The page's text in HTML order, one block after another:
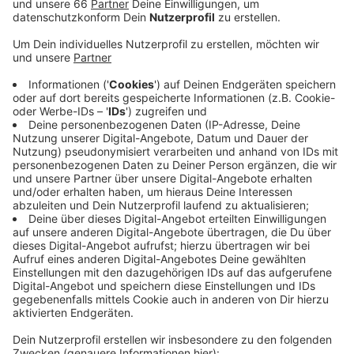
Veröffentlicht:Freitag, 28.06.2019 05:44
Anzeige
Auch flexiblere Arbeitszeiten sind möglich: der Beginn
kann in die kühleren Morgenstunden auf 6 Uhr
vorgezogen werden. Zudem sollen zusätzliche Pausen
ermöglicht werden, für Mitarbeiter, die im Freien
arbeiten. So steht es in einer Empfehlung der
Stadtspitze. Was für die Mitarbeiter der Stadt gilt,
kann man auch auf alle anderen Bereiche übertragen:
im Straßenbau zum Beispiel dürfen Mitarbeiter nach
Absprache ihren Dienst früh beginnen, um auch früher
Feierabend zu machen als üblich.Ohne zu fragen geht
all das nicht: im Zweifel entscheidet der Chef, ob man
auch mal ohne Schlips, in kurzer Hose oder
Sommerkleid zur Arbeit kommen kann; das haben uns